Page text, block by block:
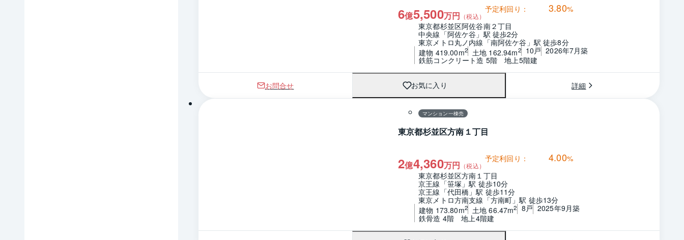
6億5,500万円 （税込）
予定利回り： 3.80%
東京都杉並区阿佐谷南２丁目
中央線「阿佐ケ谷」駅 徒歩2分
東京メトロ丸ノ内線「南阿佐ケ谷」駅 徒歩8分
建物 419.00m2 土地 162.94m2 10戸 2026年7月築
鉄筋コンクリート造 5階　地上5階建
お問合せ お気に入り 詳細
マンション一棟売
東京都杉並区方南１丁目
2億4,360万円 （税込）
予定利回り： 4.00%
東京都杉並区方南１丁目
京王線「笹塚」駅 徒歩10分
京王線「代田橋」駅 徒歩11分
東京メトロ方南支線「方南町」駅 徒歩13分
建物 173.80m2 土地 66.47m2 8戸 2025年9月築
鉄骨造 4階　地上4階建